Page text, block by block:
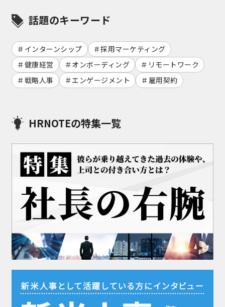
話題のキーワード
インターンシップ
採用マーケティング
健康経営
オンボーディング
リモートワーク
戦略人事
エンゲージメント 雇用契約
HRNOTEの特集一覧